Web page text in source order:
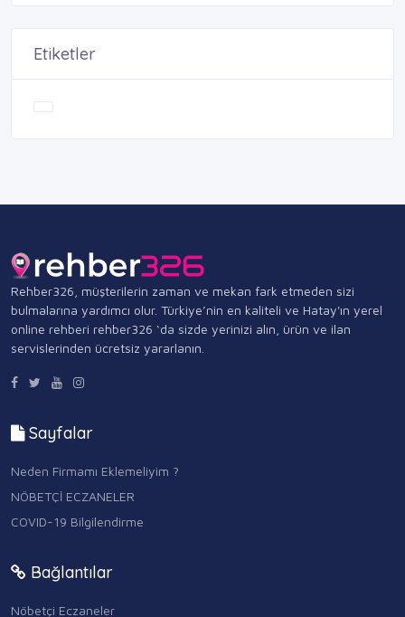
Etiketler
Rehber326, müşterilerin zaman ve mekan fark etmeden sizi
bulmalarına yardımcı olur. Türkiye’nin en kaliteli ve Hatay'ın yerel
online rehberi rehber326 ‘da sizde yerinizi alın, ürün ve ilan
servislerinden ücretsiz yararlanın.
Sayfalar
Neden Firmamı Eklemeliyim ?
NÖBETÇİ ECZANELER
COVID-19 Bilgilendirme
Bağlantılar
Nöbetçi Eczaneler